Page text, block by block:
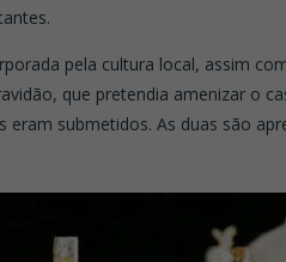
pela cultura local, assim
que pretendia amenizar o
submetidos. As duas são